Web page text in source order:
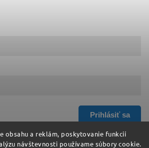
obsahu a reklám, poskytovanie funkcií
návštevnosti používame súbory cookie.
Prihlásiť sa